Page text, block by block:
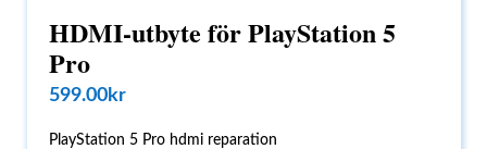
HDMI-utbyte för PlayStation 5
Pro
599.00kr
PlayStation 5 Pro hdmi reparation